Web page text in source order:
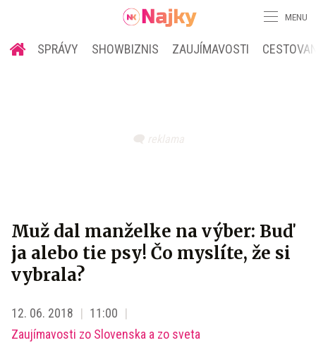
MENU
SPRÁVY SHOWBIZNIS ZAUJÍMAVOSTI
Muž dal manželke na výber: Buď
ja alebo tie psy! Čo myslíte, že si
vybrala?
12. 06. 2018
11:00
Zaujímavosti zo Slovenska a zo sveta